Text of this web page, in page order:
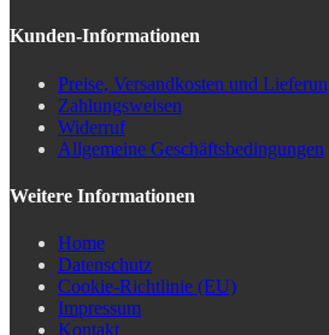
Kunden-Informationen
Preise, Versandkosten und
Zahlungsweisen
Widerruf
Allgemeine Geschäftsbedingungen
Weitere Informationen
Home
Datenschutz
Cookie-Richtlinie (EU)
Impressum
Kontakt